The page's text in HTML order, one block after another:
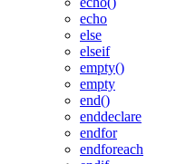
echo
else
elseif
empty()
empty
end()
enddeclare
endfor
endforeach